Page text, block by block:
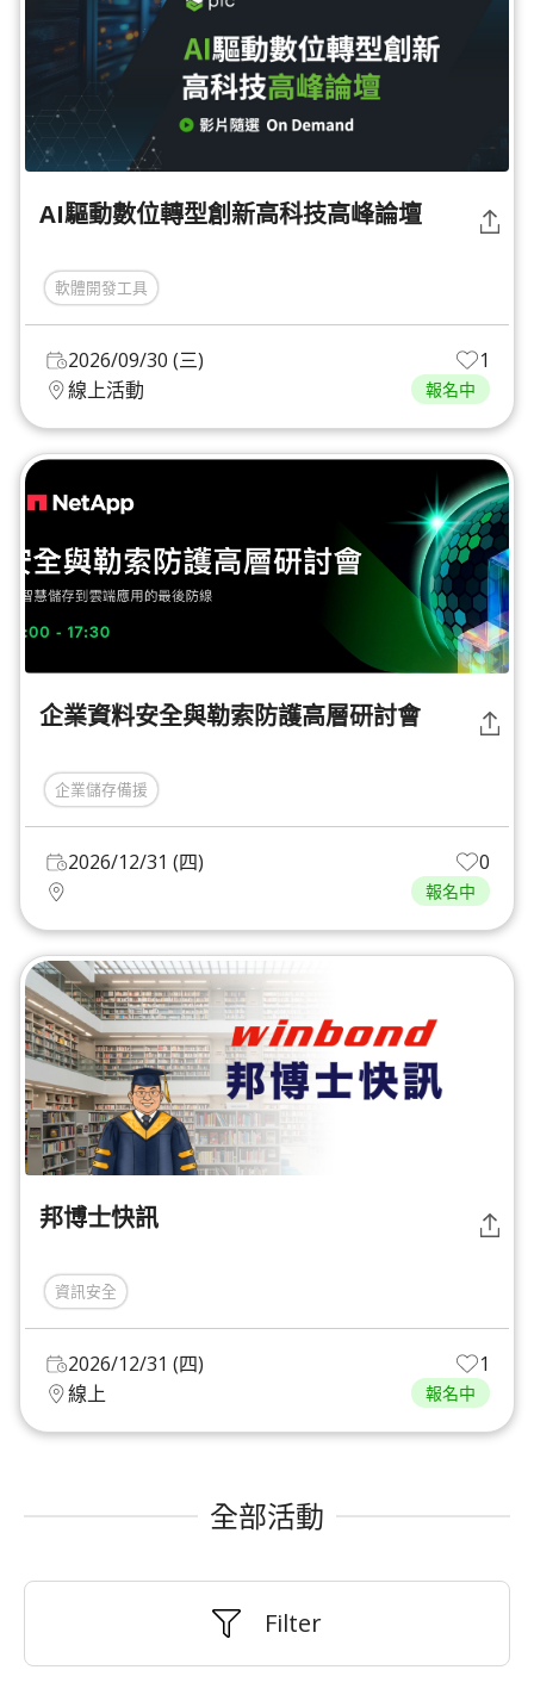
AI驅動數位轉型創新高科技高峰論壇
軟體開發工具
2026/09/30 (三)
1
線上活動
報名中
企業資料安全與勒索防護高層研討會
企業儲存備援
2026/12/31 (四) 0
報名中
邦博士快訊
資訊安全
2026/12/31 (四)
1
線上
報名中
全部活動
Filter